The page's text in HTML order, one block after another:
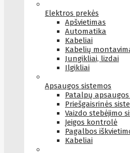
Elektros prekės
Apšvietimas
Automatika
Kabeliai
Kabelių
Jungikliai, lizdai
Ilgikliai
Apsaugos sistemos
Patalpų apsaugos
Priešgaisrinės
Vaizdo stebėjimo
Įeigos kontrolė
Pagalbos
Kabeliai